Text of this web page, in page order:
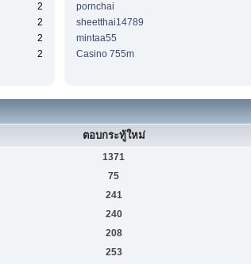
2
2
2
2
pornchai
sheetthai14789
mintaa55
Casino 755m
ตอบกระทู้ใหม่
1371
75
241
240
208
253